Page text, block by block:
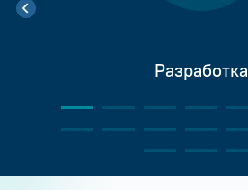
Разработка